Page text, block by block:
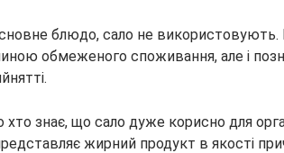
блюдо, сало не використовують.
обмеженого споживання, але і
хто знає, що сало дуже корисно для
жирний продукт в якості